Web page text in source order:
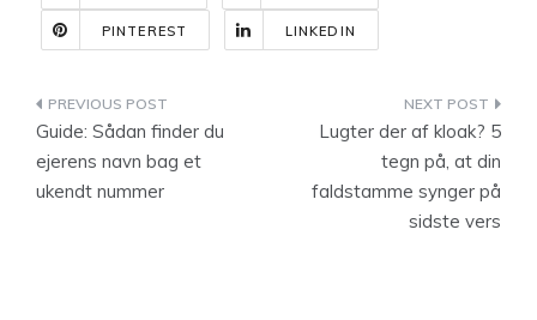
PINTEREST LINKEDIN
Indlægsnavigation
Guide: Sådan finder du
ejerens navn bag et
ukendt nummer
Lugter der af kloak? 5
tegn på, at din
faldstamme synger på
sidste vers